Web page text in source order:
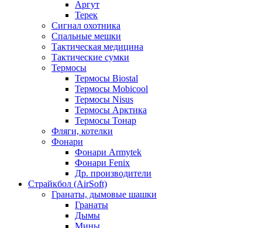
Аргут
Терек
Сигнал охотника
Спальные мешки
Тактическая медицина
Тактические сумки
Термосы
Термосы Biostal
Термосы Mobicool
Термосы Nisus
Термосы Арктика
Термосы Тонар
Фляги, котелки
Фонари
Фонари Armytek
Фонари Fenix
Др. производители
Страйкбол (AirSoft)
Гранаты, дымовые шашки
Гранаты
Дымы
Мины